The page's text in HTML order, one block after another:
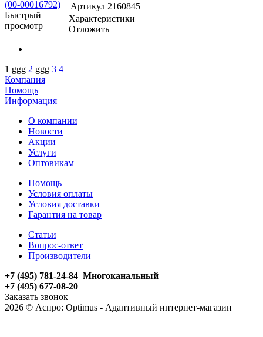
Быстрый
просмотр
Артикул 2160845
Характеристики
Отложить
1 ggg 2 ggg 3 4
Компания
Помощь
Информация
О компании
Новости
Акции
Услуги
Оптовикам
Помощь
Условия оплаты
Условия доставки
Гарантия на товар
Статьи
Вопрос-ответ
Производители
+7 (495) 781-24-84 Многоканальный
+7 (495) 677-08-20
Заказать звонок
2026 © Аспро: Optimus - Адаптивный интернет-магазин